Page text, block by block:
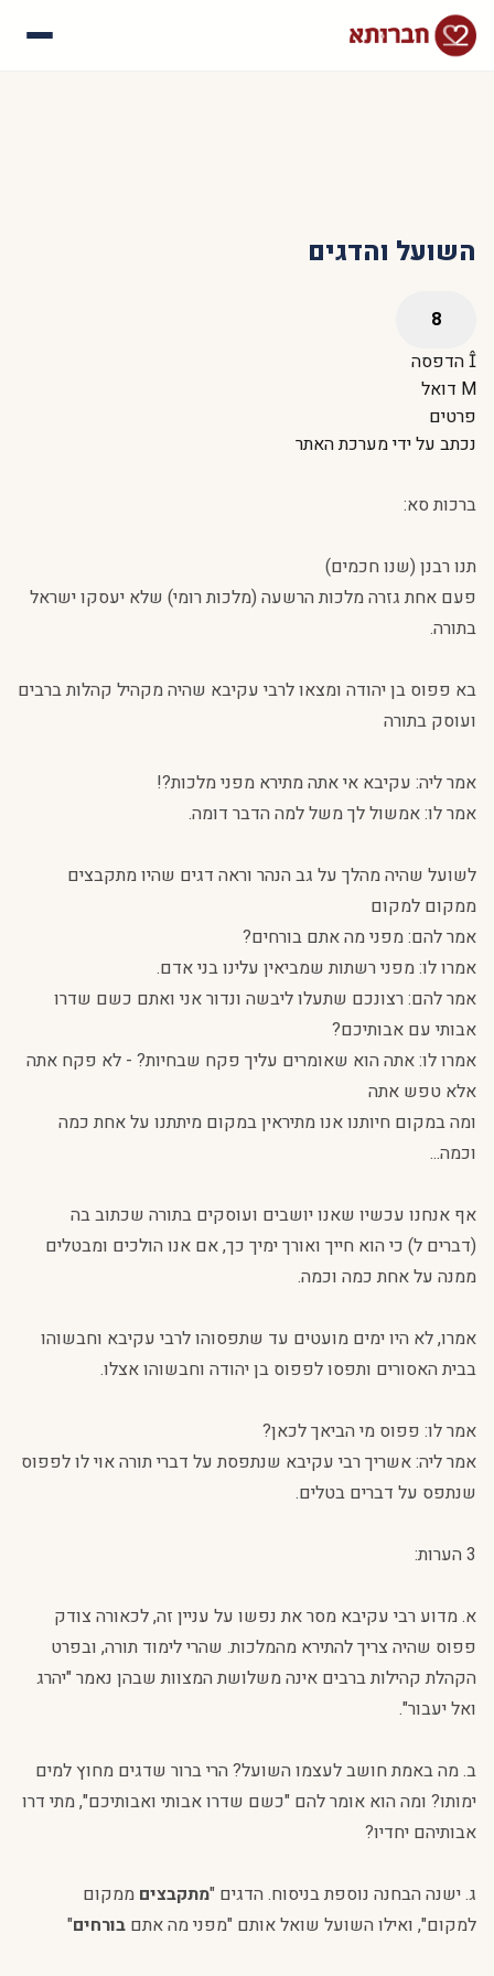
השועל והדגים
הדפסה
דואל
פרטים
נכתב על ידימערכת האתר
ברכות סא:
תנו רבנן (שנו חכמים)
פעם אחת גזרה מלכות הרשעה (מלכות רומי) שלא יעסקו ישראל
בתורה.
בא פפוס בן יהודה ומצאו לרבי עקיבא שהיה מקהיל קהלות ברבים
ועוסק בתורה
אמר ליה: עקיבא אי אתה מתירא מפני מלכות?!
אמר לו: אמשול לך משל למה הדבר דומה.
לשועל שהיה מהלך על גב הנהר וראה דגים שהיו מתקבצים
ממקום למקום
אמר להם: מפני מה אתם בורחים?
אמרו לו: מפני רשתות שמביאין עלינו בני אדם.
אמר להם: רצונכם שתעלו ליבשה ונדור אני ואתם כשם שדרו
אבותי עם אבותיכם?
אמרו לו: אתה הוא שאומרים עליך פקח שבחיות? - לא פקח אתה
אלא טפש אתה
ומה במקום חיותנו אנו מתיראין במקום מיתתנו על אחת כמה
וכמה...
אף אנחנו עכשיו שאנו יושבים ועוסקים בתורה שכתוב בה
(דברים ל) כי הוא חייך ואורך ימיך כך, אם אנו הולכים ומבטלים
ממנה על אחת כמה וכמה.
אמרו, לא היו ימים מועטים עד שתפסוהו לרבי עקיבא וחבשוהו
בבית האסורים ותפסו לפפוס בן יהודה וחבשוהו אצלו.
אמר לו: פפוס מי הביאך לכאן?
אמר ליה: אשריך רבי עקיבא שנתפסת על דברי תורה אוי לו לפפוס
שנתפס על דברים בטלים.
3 הערות:
א. מדוע רבי עקיבא מסר את נפשו על עניין זה, לכאורה צודק
פפוס שהיה צריך להתירא מהמלכות. שהרי לימוד תורה, ובפרט
הקהלת קהילות ברבים אינה משלושת המצוות שבהן נאמר "יהרג
ואל יעבור".
ב. מה באמת חושב לעצמו השועל? הרי ברור שדגים מחוץ למים
ימותו? ומה הוא אומר להם "כשם שדרו אבותי ואבותיכם", מתי דרו
אבותיהם יחדיו?
ג. ישנה הבחנה נוספת בניסוח. הדגים "מתקבצים ממקום
למקום", ואילו השועל שואל אותם "מפני מה אתם בורחים"